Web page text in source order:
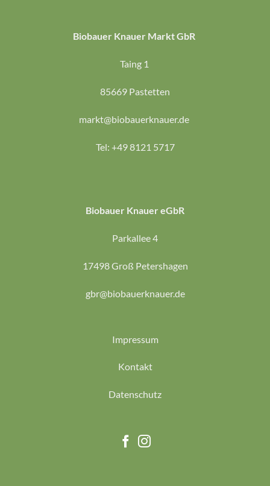
Biobauer Knauer Markt GbR
Taing 1
85669 Pastetten
markt@biobauerknauer.de
Tel: +49 8121 5717
Biobauer Knauer eGbR
Parkallee 4
17498 Groß Petershagen
gbr@biobauerknauer.de
Impressum
Kontakt
Datenschutz